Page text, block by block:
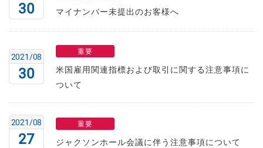
30 マイナンバー未提出のお客様へ
30
2021/08
重要
米国雇用関連指標および取引に関する注意事項に
ついて
27
2021/08 重要
ジャクソンホール会議に伴う注意事項について